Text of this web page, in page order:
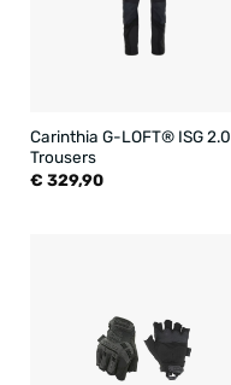
Carinthia G-LOFT® ISG 2.0
Trousers
€ 329,90